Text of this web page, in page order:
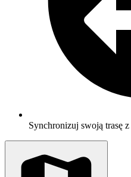
Synchronizuj swoją trasę z